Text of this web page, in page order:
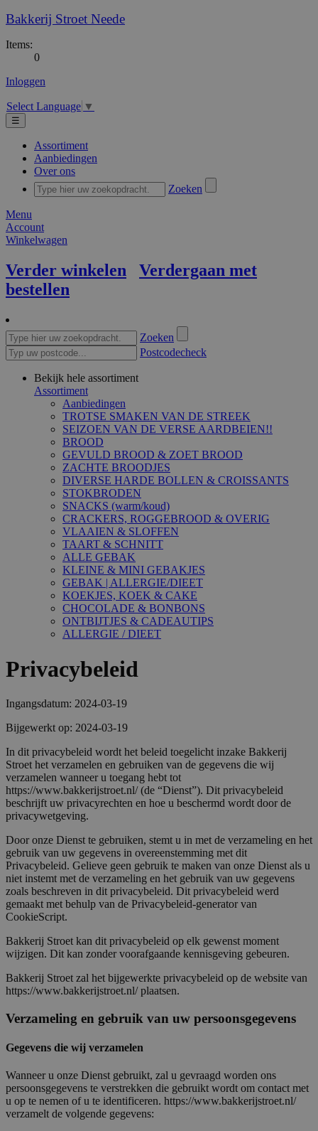
Bakkerij Stroet Neede
Items:
0
Inloggen
Select Language ▼
☰
Assortiment
Aanbiedingen
Over ons
Zoeken
Menu
Account
Winkelwagen
Verder winkelen
Verdergaan met
bestellen
Zoeken
Postcodecheck
Bekijk hele assortiment
Assortiment
Aanbiedingen
TROTSE SMAKEN VAN DE STREEK
SEIZOEN VAN DE VERSE AARDBEIEN!!
BROOD
GEVULD BROOD & ZOET BROOD
ZACHTE BROODJES
DIVERSE HARDE BOLLEN & CROISSANTS
STOKBRODEN
SNACKS (warm/koud)
CRACKERS, ROGGEBROOD & OVERIG
VLAAIEN & SLOFFEN
TAART & SCHNITT
ALLE GEBAK
KLEINE & MINI GEBAKJES
GEBAK | ALLERGIE/DIEET
KOEKJES, KOEK & CAKE
CHOCOLADE & BONBONS
ONTBIJTJES & CADEAUTIPS
ALLERGIE / DIEET
Privacybeleid
Ingangsdatum: 2024-03-19
Bijgewerkt op: 2024-03-19
In dit privacybeleid wordt het beleid toegelicht inzake Bakkerij
Stroet het verzamelen en gebruiken van de gegevens die wij
verzamelen wanneer u toegang hebt tot
https://www.bakkerijstroet.nl/ (de “Dienst”). Dit privacybeleid
beschrijft uw privacyrechten en hoe u beschermd wordt door de
privacywetgeving.
Door onze Dienst te gebruiken, stemt u in met de verzameling en het
gebruik van uw gegevens in overeenstemming met dit
Privacybeleid. Gelieve geen gebruik te maken van onze Dienst als u
niet instemt met de verzameling en het gebruik van uw gegevens
zoals beschreven in dit privacybeleid. Dit privacybeleid werd
gemaakt met behulp van de Privacybeleid-generator van
CookieScript.
Bakkerij Stroet kan dit privacybeleid op elk gewenst moment
wijzigen. Dit kan zonder voorafgaande kennisgeving gebeuren.
Bakkerij Stroet zal het bijgewerkte privacybeleid op de website van
https://www.bakkerijstroet.nl/ plaatsen.
Verzameling en gebruik van uw persoonsgegevens
Gegevens die wij verzamelen
Wanneer u onze Dienst gebruikt, zal u gevraagd worden ons
persoonsgegevens te verstrekken die gebruikt wordt om contact met
u op te nemen of u te identificeren. https://www.bakkerijstroet.nl/
verzamelt de volgende gegevens: